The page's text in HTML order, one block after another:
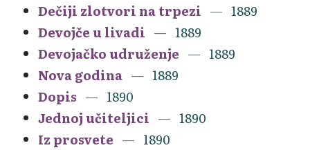
Dečiji zlotvori na trpezi
1889
Devojče u livadi
1889
Devojačko udruženje
1889
Nova godina
1889
Dopis
1890
Jednoj učiteljici
1890
Iz prosvete
1890